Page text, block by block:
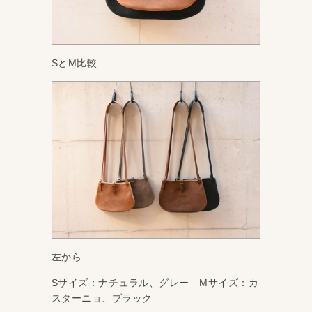
SとM比較
左から
Sサイズ：ナチュラル、グレー Mサイズ：カ
スターニョ、ブラック